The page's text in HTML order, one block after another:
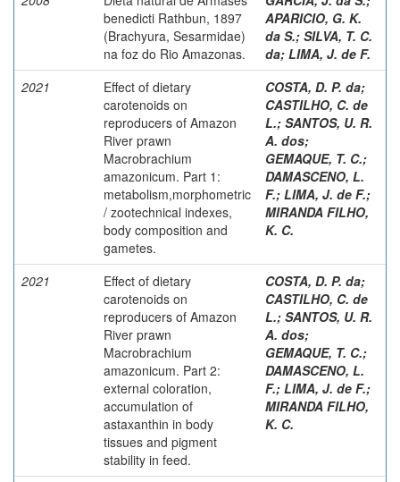
benedicti Rathbun, 1897
(Brachyura, Sesarmidae)
na foz do Rio Amazonas.
APARICIO, G. K.
da S.; SILVA, T. C.
da; LIMA, J. de F.
2021
Effect of dietary
carotenoids on
reproducers of Amazon
River prawn
Macrobrachium
amazonicum. Part 1:
metabolism,morphometric
/ zootechnical indexes,
body composition and
gametes.
COSTA, D. P. da;
CASTILHO, C. de
L.; SANTOS, U. R.
A. dos;
GEMAQUE, T. C.;
DAMASCENO, L.
F.; LIMA, J. de F.;
MIRANDA FILHO,
K. C.
2021
Effect of dietary
carotenoids on
reproducers of Amazon
River prawn
Macrobrachium
amazonicum. Part 2:
external coloration,
accumulation of
astaxanthin in body
tissues and pigment
stability in feed.
COSTA, D. P. da;
CASTILHO, C. de
L.; SANTOS, U. R.
A. dos;
GEMAQUE, T. C.;
DAMASCENO, L.
F.; LIMA, J. de F.;
MIRANDA FILHO,
K. C.